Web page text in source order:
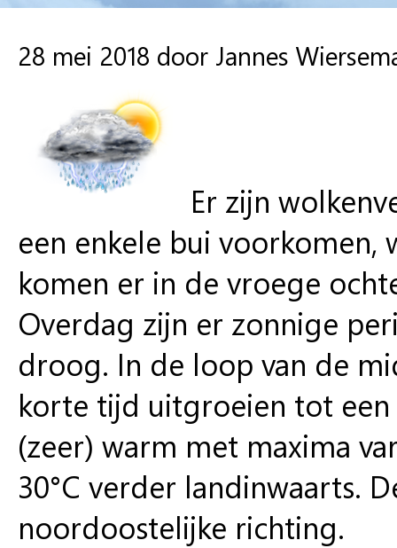
28 mei 2018 door Jannes
Er zijn
een enkele bui
komen er in de vroege
Overdag zijn er zonnige
droog. In de loop van de
korte tijd uitgroeien tot
(zeer) warm met maxima
30°C verder landinwaarts.
noordoostelijke richting.